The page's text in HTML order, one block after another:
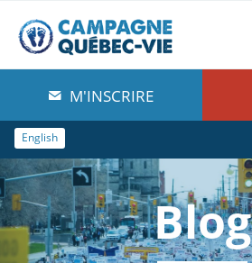
À propos de nous
Blog
Comprendre
Agir
Boutique
M'INSCRIRE
English
Blog